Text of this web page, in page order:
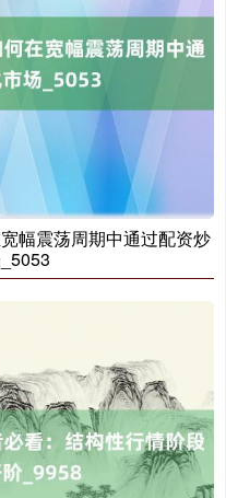
幅震荡周期中通过配资炒